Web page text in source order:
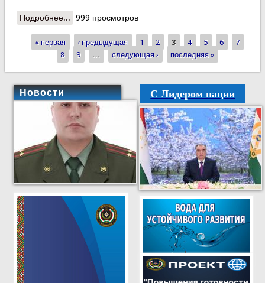
Подробнее... о ЗАПРОС ВЫРАЖЕНИЯ
КОНСУЛЬТАЦИОННЫЕ УСЛУГИ (Отбор фирм)
999 просмотров
Страницы
« первая ‹ предыдущая 1 2 3 4 5 6
7
8
9 … следующая › последняя »
Новости С Лидером нации